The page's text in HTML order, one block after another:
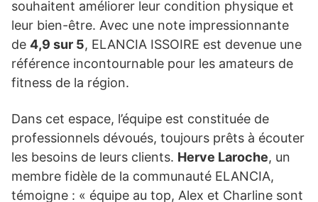
souhaitent améliorer leur condition physique et
leur bien-être. Avec une note impressionnante
de 4,9 sur 5, ELANCIA ISSOIRE est devenue une
référence incontournable pour les amateurs de
fitness de la région.
Dans cet espace, l’équipe est constituée de
professionnels dévoués, toujours prêts à écouter
les besoins de leurs clients. Herve Laroche, un
membre fidèle de la communauté ELANCIA,
témoigne : « équipe au top, Alex et Charline sont